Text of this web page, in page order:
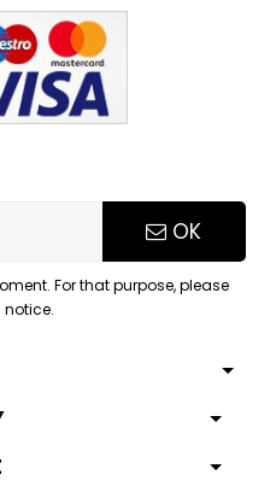
OK
For that purpose, please